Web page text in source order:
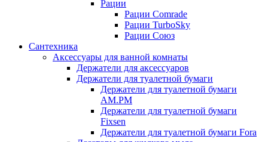
Рации
Рации Comrade
Рации TurboSky
Рации Союз
Сантехника
Аксессуары для ванной комнаты
Держатели для аксессуаров
Держатели для туалетной бумаги
Держатели для туалетной бумаги
AM.PM
Держатели для туалетной бумаги
Fixsen
Держатели для туалетной бумаги Fora